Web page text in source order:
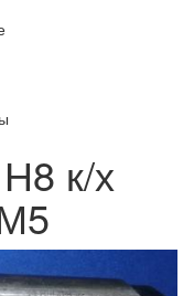
к/х